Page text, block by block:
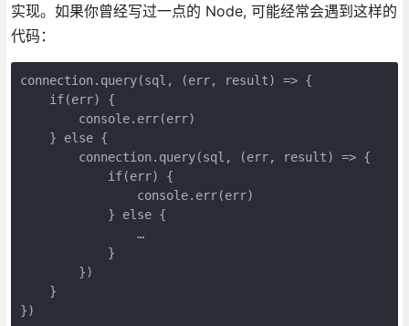
实现。如果你曾经写过一点的 Node, 可能经常会遇到这样的
代码：
connection.query(sql, (err, result) => {
    if(err) {
        console.err(err)
    } else {
        connection.query(sql, (err, result) => {
            if(err) {
                console.err(err)
            } else {
                …
            }
        })
    }
})